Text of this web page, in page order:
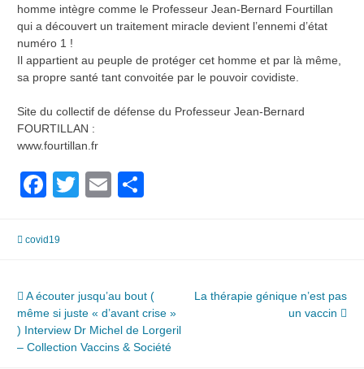
homme intègre comme le Professeur Jean-Bernard Fourtillan
qui a découvert un traitement miracle devient l’ennemi d’état
numéro 1 !
Il appartient au peuple de protéger cet homme et par là même,
sa propre santé tant convoitée par le pouvoir covidiste.
Site du collectif de défense du Professeur Jean-Bernard
FOURTILLAN :
www.fourtillan.fr
Facebook
TwitterEmail
covid19
Navigation
de
l’article
A écouter jusqu’au bout (
même si juste « d’avant crise »
) Interview Dr Michel de Lorgeril
– Collection Vaccins & Société
La thérapie génique n’est pas
un vaccin